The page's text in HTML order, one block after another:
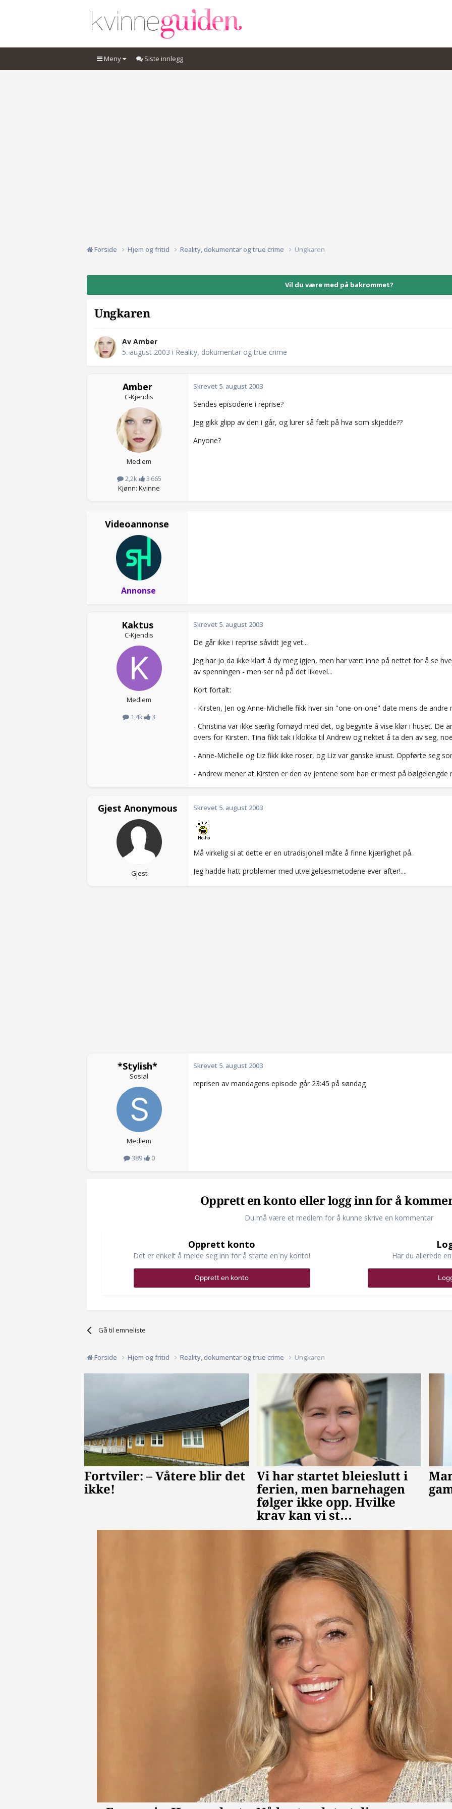
Meny Siste innlegg
Forside Hjem og fritid Reality, dokumentar og true crime Ungkaren
Vil du være med på bakrommet?
Ungkaren
Av Amber
5. august 2003 i Reality, dokumentar og true crime
Amber
C-Kjendis
Medlem
2,2k
3 665
Kjønn: Kvinne
Skrevet 5. august 2003
Sendes episodene i reprise?
Jeg gikk glipp av den i går, og lurer så fælt på hva som skjedde??
Anyone?
Videoannonse
Annonse
Kaktus
C-Kjendis
Medlem
1,4k
3
Skrevet 5. august 2003
De går ikke i reprise såvidt jeg vet...
Jeg har jo da ikke klart å dy meg igjen, men har vært inne på nettet for å se
av spenningen - men ser nå på det likevel...
Kort fortalt:
- Kirsten, Jen og Anne-Michelle fikk hver sin "one-on-one" date mens de
- Christina var ikke særlig fornøyd med det, og begynte å vise klør i huset. De
overs for Kirsten. Tina fikk tak i klokka til Andrew og nektet å ta den av seg,
- Anne-Michelle og Liz fikk ikke roser, og Liz var ganske knust. Oppførte seg
- Andrew mener at Kirsten er den av jentene som han er mest på bølgelengde
Gjest Anonymous
Gjest
Skrevet 5. august 2003
Må virkelig si at dette er en utradisjonell måte å finne kjærlighet på.
Jeg hadde hatt problemer med utvelgelsesmetodene ever after!....
*Stylish*
Sosial
Medlem
389
0
Skrevet 5. august 2003
reprisen av mandagens episode går 23:45 på søndag
Opprett en konto eller logg inn for å
Du må være et medlem for å kunne skrive en kommentar
Opprett konto
Det er enkelt å melde seg inn for å starte en ny konto!
Opprett en konto
Har du allerede
Gå til emneliste
Forside Hjem og fritid Reality, dokumentar og true crime Ungkaren